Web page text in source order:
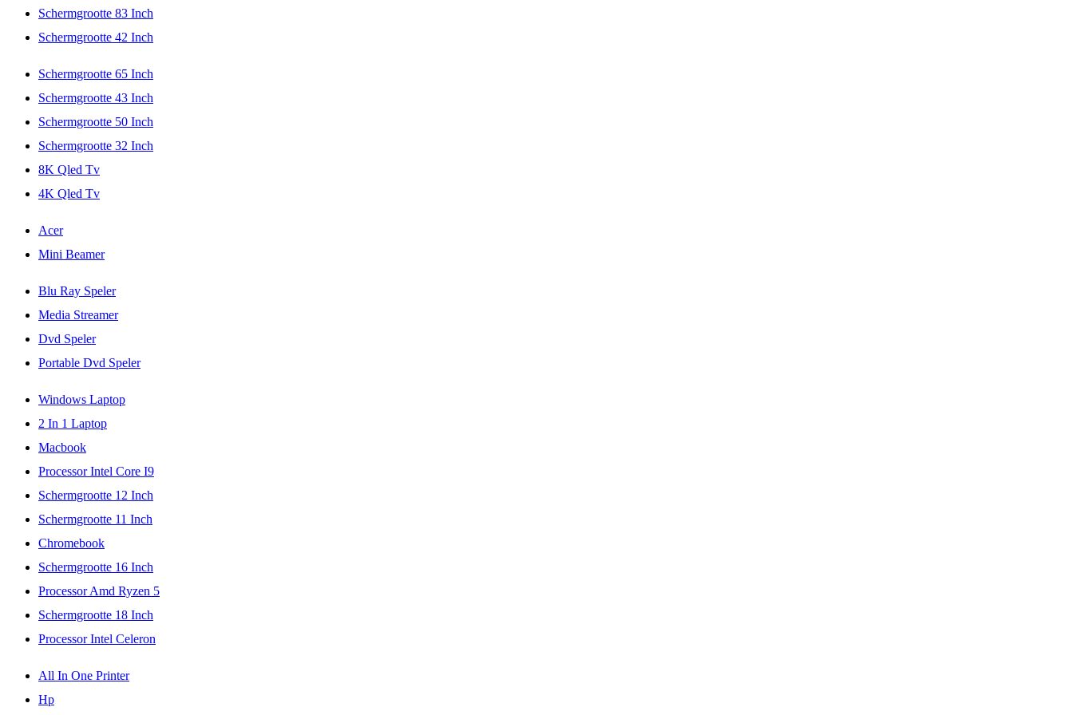
Schermgrootte 83 Inch
Schermgrootte 42 Inch
Schermgrootte 65 Inch
Schermgrootte 43 Inch
Schermgrootte 50 Inch
Schermgrootte 32 Inch
8K Qled Tv
4K Qled Tv
Acer
Mini Beamer
Blu Ray Speler
Media Streamer
Dvd Speler
Portable Dvd Speler
Windows Laptop
2 In 1 Laptop
Macbook
Processor Intel Core I9
Schermgrootte 12 Inch
Schermgrootte 11 Inch
Chromebook
Schermgrootte 16 Inch
Processor Amd Ryzen 5
Schermgrootte 18 Inch
Processor Intel Celeron
All In One Printer
Hp